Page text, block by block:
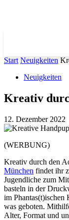
Start Neuigkeiten
Neuigkeiten
Kreativ
12. Dezember 2022
(WERBUNG)
Kreativ durch den
München findet ihr
Jugendliche zum
basteln in der
im Phantas(t)ischen
was geboten.
Alter, Format und